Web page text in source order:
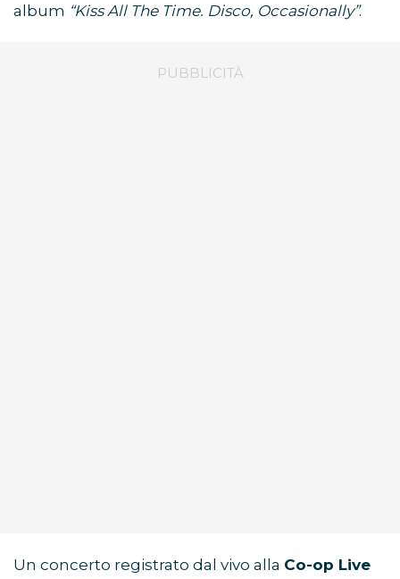
album “Kiss All The Time. Disco, Occasionally”.
Un concerto registrato dal vivo alla Co-op Live